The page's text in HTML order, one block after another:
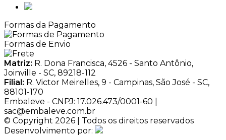
Formas da Pagamento
Formas de Envio
Matriz: R. Dona Francisca, 4526 - Santo Antônio,
Joinville - SC, 89218-112
Filial: R. Victor Meirelles, 9 - Campinas, São José - SC,
88101-170
Embaleve - CNPJ: 17.026.473/0001-60 |
sac@embaleve.com.br
© Copyright 2026 | Todos os direitos reservados
Desenvolvimento por: